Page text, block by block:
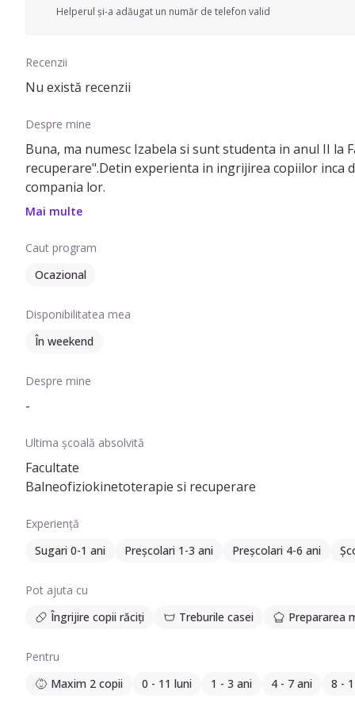
Helperul și-a adăugat un număr de telefon valid
Recenzii
Nu există recenzii
Despre mine
Buna, ma numesc Izabela si sunt studenta in anul II
recuperare".Detin experienta in ingrijirea copiilor inca
compania lor.
Mai multe
Caut program
Ocazional
Disponibilitatea mea
În weekend
Despre mine
-
Ultima școală absolvită
Facultate
Balneofiziokinetoterapie si recuperare
Experiență
Sugari 0-1 ani
Preșcolari 1-3 ani Preșcolari 4-6 ani
Pot ajuta cu
Îngrijire copii răciți
Treburile casei Prepararea
Pentru
Maxim 2 copii
0 - 11 luni 1 - 3 ani 4 - 7 ani 8 -